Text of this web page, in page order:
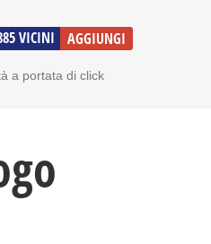
VICINI AGGIUNGI
a portata di click